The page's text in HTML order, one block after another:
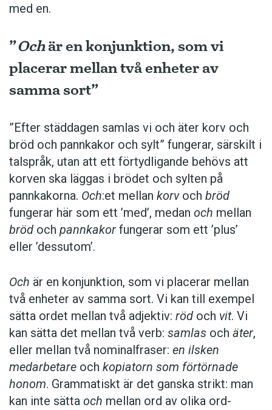
med en.
”Ochär en konjunktion, som vi
placerar mellan två enheter av
samma sort”
”Efter städdagen samlas vi och äter korv och
bröd och pannkakor och sylt” fungerar, särskilt i
talspråk, utan att ett förtydligande behövs att
korven ska läggas i brödet och sylten på
pannkakorna. Och:et mellan korvoch bröd
fungerar här som ett ’med’, medan och mellan
bröd och pannkakor fungerar som ett ’plus’
eller ’dessutom’.
Och är en konjunktion, som vi placerar ­mellan
två enheter av samma sort. Vi kan till exempel
sätta ordet mellan två adjektiv: röd och vit. Vi
kan sätta det mellan två verb: ­samlas och äter,
eller mellan två nominal­fraser: en ilsken
medarbetare och kopiatorn som förtörnade
honom. Grammatiskt är det ganska strikt: man
kan inte sätta och mellan ord av olika ord­